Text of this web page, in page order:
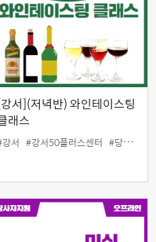
마트폰앱교육 #일활동지원
서](저녁반) 와인테이스팅
래스
서 #강서50플러스센터 #당사자지원